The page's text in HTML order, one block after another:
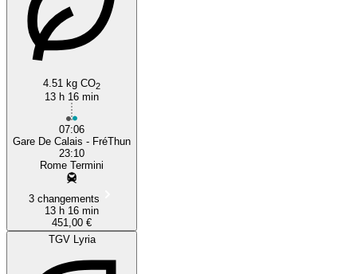
4.51 kg CO2
13 h 16 min
07:06
Gare De Calais - FréThun
23:10
Rome Termini
3 changements
13 h 16 min
451,00 €
TGV Lyria